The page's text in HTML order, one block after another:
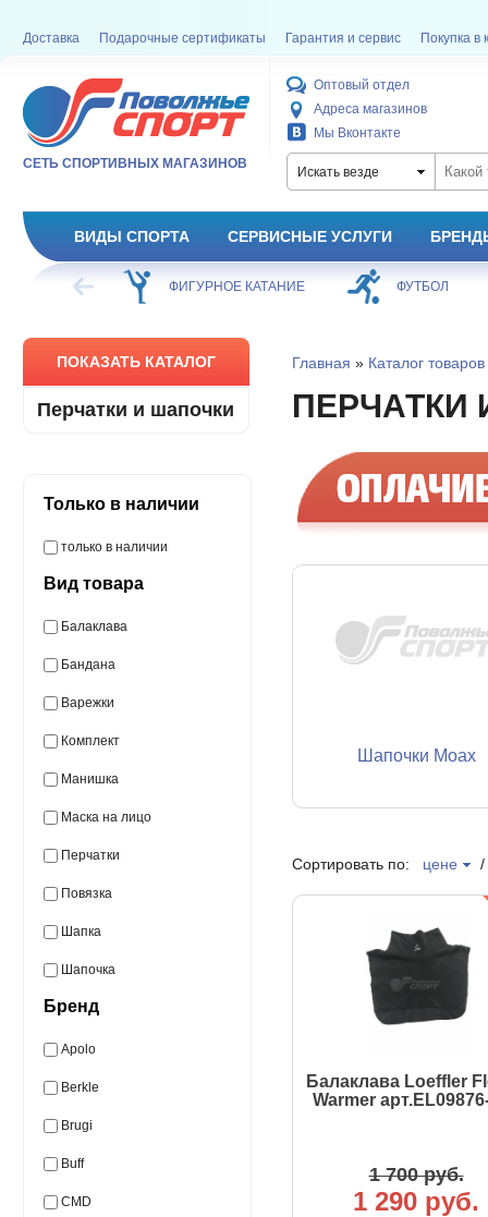
Доставка Подарочные сертификаты Гарантия и сервис Покупка в
СЕТЬ СПОРТИВНЫХ МАГАЗИНОВ
Оптовый отдел
Адреса магазинов
Мы Вконтакте
Искать везде
ВИДЫ СПОРТА СЕРВИСНЫЕ УСЛУГИ
КАТАНИЕ ФУТБОЛ БАСКЕТБОЛ
ПОКАЗАТЬ КАТАЛОГ
Перчатки и шапочки
Только в наличии
только в наличии
Вид товара
Балаклава
Бандана
Варежки
Комплект
Манишка
Маска на лицо
Перчатки
Повязка
Шапка
Шапочка
Бренд
Apolo
Berkle
Brugi
Buff
CMD
Главная » Каталог товаров
ПЕРЧАТКИ
Шапочки Moax
Сортировать по: цене
Балаклава Loeffler
Warmer
1 700 руб.
1 290 руб.